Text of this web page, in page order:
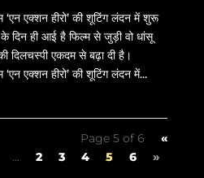
‘एन एक्शन हीरो’ की शूटिंग लंदन में शुरू
दिन ही आई है फिल्म से जुड़ी वो धांसू
दिलचस्पी एकदम से बढ़ा दी है।
एक्शन हीरो’ की शूटिंग लंदन में...
Page 5 of 6
«
... 2 3 4 5 6 »